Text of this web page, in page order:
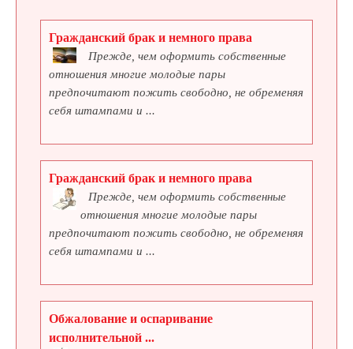
Гражданский брак и немного права
Прежде, чем оформить собственные
отношения многие молодые пары
предпочитают пожить свободно, не обременяя
себя штампами и ...
Гражданский брак и немного права
Прежде, чем оформить собственные
отношения многие молодые пары
предпочитают пожить свободно, не обременяя
себя штампами и ...
Обжалование и оспаривание
исполнительной ...